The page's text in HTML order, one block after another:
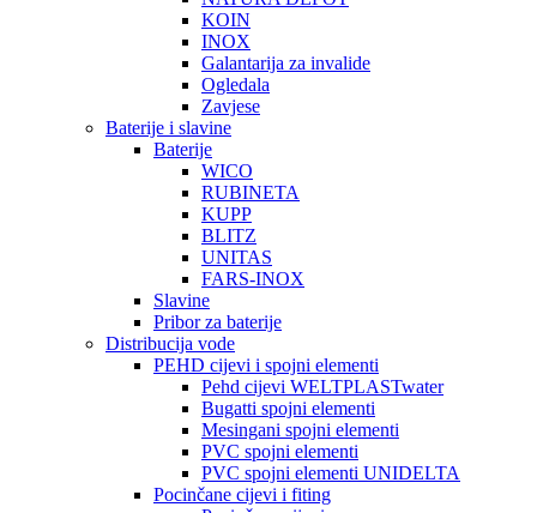
KOIN
INOX
Galantarija za invalide
Ogledala
Zavjese
Baterije i slavine
Baterije
WICO
RUBINETA
KUPP
BLITZ
UNITAS
FARS-INOX
Slavine
Pribor za baterije
Distribucija vode
PEHD cijevi i spojni elementi
Pehd cijevi WELTPLASTwater
Bugatti spojni elementi
Mesingani spojni elementi
PVC spojni elementi
PVC spojni elementi UNIDELTA
Pocinčane cijevi i fiting